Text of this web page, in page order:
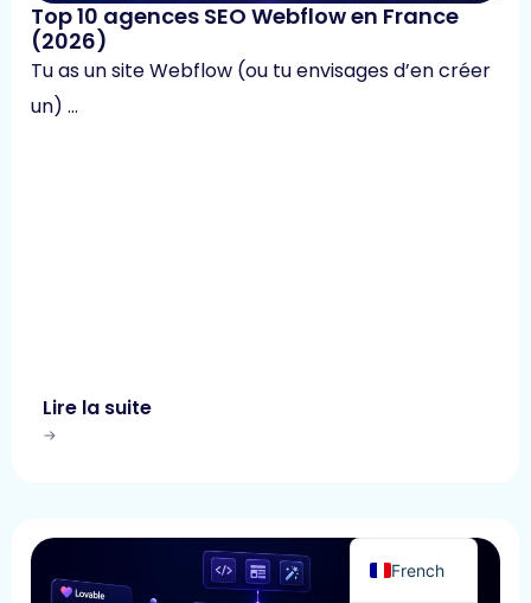
Top 10 agences SEO Webflow en France
(2026)
Tu as un site Webflow (ou tu envisages d’en créer
un) …
Lire la suite
French